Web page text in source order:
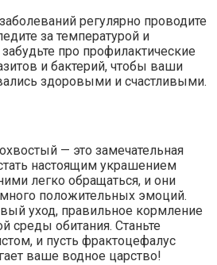
регулярно проводите
за температурой и
про профилактические
и бактерий, чтобы ваши
здоровыми и счастливыми.
— это замечательная
настоящим украшением
легко обращаться, и они
положительных эмоций.
уход, правильное кормление
среды обитания. Станьте
и пусть фрактоцефалус
ваше водное царство!